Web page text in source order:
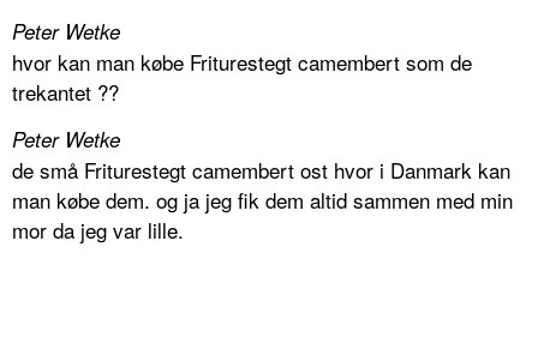
Peter Wetke
hvor kan man købe Friturestegt camembert som de
trekantet ??
Peter Wetke
de små Friturestegt camembert ost hvor i Danmark kan
man købe dem. og ja jeg fik dem altid sammen med min
mor da jeg var lille.